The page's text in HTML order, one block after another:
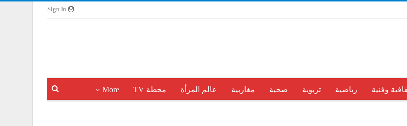
وفنية رياضية تربوية صحية مغاربية عالم المرأة محطة TV More